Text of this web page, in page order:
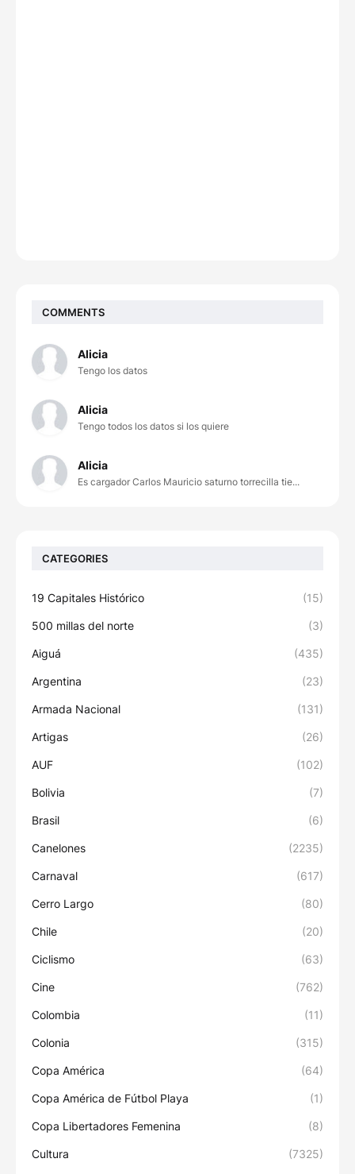
COMMENTS
Alicia
Tengo los datos
Alicia
Tengo todos los datos si los quiere
Alicia
Es cargador Carlos Mauricio saturno torrecilla tie...
CATEGORIES
19 Capitales Histórico (15)
500 millas del norte (3)
Aiguá (435)
Argentina (23)
Armada Nacional (131)
Artigas (26)
AUF (102)
Bolivia (7)
Brasil (6)
Canelones (2235)
Carnaval (617)
Cerro Largo (80)
Chile (20)
Ciclismo (63)
Cine (762)
Colombia (11)
Colonia (315)
Copa América (64)
Copa América de Fútbol Playa (1)
Copa Libertadores Femenina (8)
Cultura (7325)